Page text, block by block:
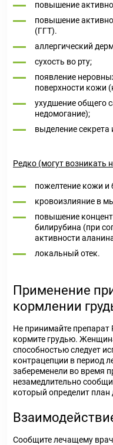
повышение
повышение
(ГГТ).
аллергический
сухость во рту;
появление
поверхности кожи
ухудшение общего
недомогание);
выделение секрета
Редко (могут возникать
пожелтение кожи и
кровоизлияние в
повышение
билирубина (при
активности
локальный отек.
Применение
кормлении
Не принимайте
кормите грудью.
способностью следует
контрацепции в период
забеременели во время
незамедлительно
который определит план
Сообщите лечащему